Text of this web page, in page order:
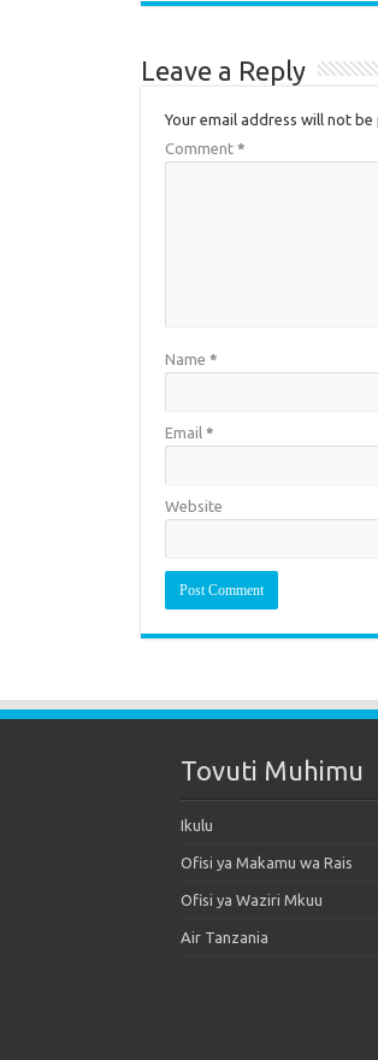
Leave a Reply
Your email address will not be
Comment *
Name *
Email *
Website
Tovuti Muhimu
Ikulu
Ofisi ya Makamu wa Rais
Ofisi ya Waziri Mkuu
Air Tanzania